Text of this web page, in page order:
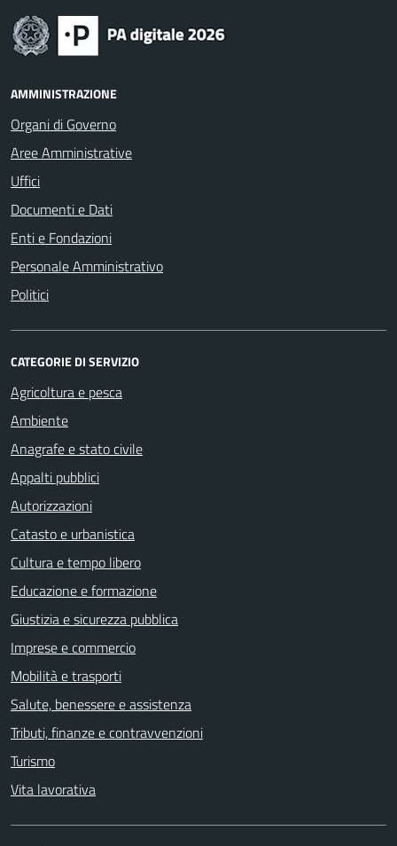
AMMINISTRAZIONE
Organi di Governo
Aree Amministrative
Uffici
Documenti e Dati
Enti e Fondazioni
Personale Amministrativo
Politici
CATEGORIE DI SERVIZIO
Agricoltura e pesca
Ambiente
Anagrafe e stato civile
Appalti pubblici
Autorizzazioni
Catasto e urbanistica
Cultura e tempo libero
Educazione e formazione
Giustizia e sicurezza pubblica
Imprese e commercio
Mobilità e trasporti
Salute, benessere e assistenza
Tributi, finanze e contravvenzioni
Turismo
Vita lavorativa